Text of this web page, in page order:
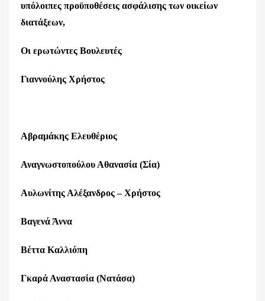
υπόλοιπες προϋποθέσεις ασφάλισης των οικείων
διατάξεων,
Οι ερωτώντες Βουλευτές
Γιαννούλης Χρήστος
Αβραμάκης Ελευθέριος
Αναγνωστοπούλου Αθανασία (Σία)
Αυλωνίτης Αλέξανδρος – Χρήστος
Βαγενά Άννα
Βέττα Καλλιόπη
Γκαρά Αναστασία (Νατάσα)